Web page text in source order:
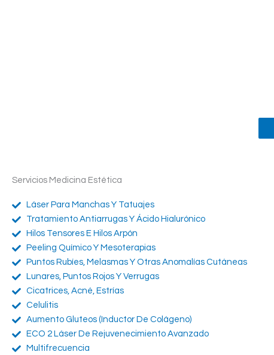
Servicios Medicina Estética
Láser Para Manchas Y Tatuajes
Tratamiento Antiarrugas Y Ácido Hialurónico
Hilos Tensores E Hilos Arpón
Peeling Químico Y Mesoterapias
Puntos Rubíes, Melasmas Y Otras Anomalías Cutáneas
Lunares, Puntos Rojos Y Verrugas
Cicatrices, Acné, Estrías
Celulitis
Aumento Gluteos (inductor De Colágeno)
ECO 2 Láser De Rejuvenecimiento Avanzado
Multifrecuencia